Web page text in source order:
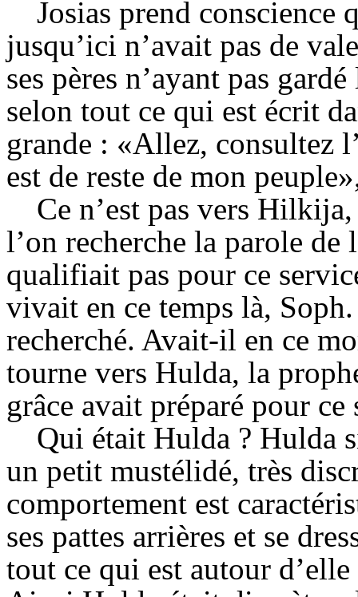
Josias prend conscience
jusqu’ici n’avait pas de
ses pères n’ayant pas
selon tout ce qui est écrit
grande : «Allez, consultez
est de reste de mon
Ce n’est pas vers Hilkija
l’on recherche la parole
qualifiait pas pour ce
vivait en ce temps là, Soph
recherché. Avait-il en ce
tourne vers Hulda, la
grâce avait préparé pour ce
Qui était Hulda ? Hulda
un petit mustélidé, très
comportement est
ses pattes arrières et se
tout ce qui est autour